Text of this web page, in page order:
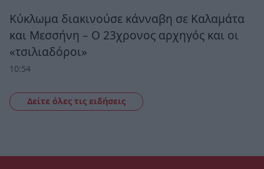
Κύκλωμα διακινούσε κάνναβη σε Καλαμάτα
και Μεσσήνη – Ο 23χρονος αρχηγός και οι
«τσιλιαδόροι»
10:54
Δείτε όλες τις ειδήσεις